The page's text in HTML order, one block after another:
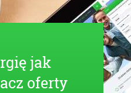
jak
oferty